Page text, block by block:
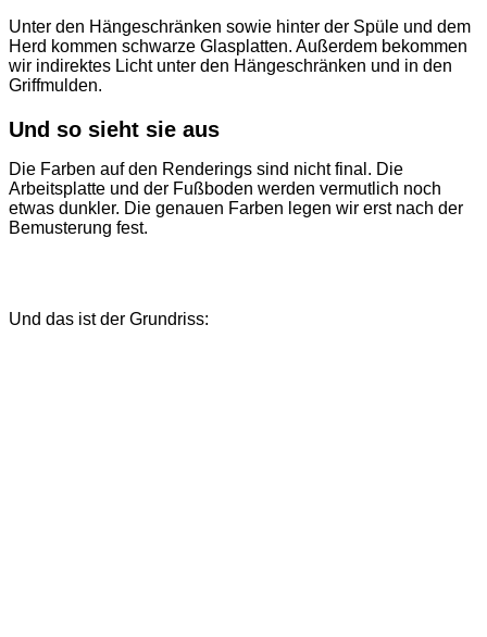
Unter den Hängeschränken sowie hinter der Spüle und dem
Herd kommen schwarze Glasplatten. Außerdem bekommen
wir indirektes Licht unter den Hängeschränken und in den
Griffmulden.
Und so sieht sie aus
Die Farben auf den Renderings sind nicht final. Die
Arbeitsplatte und der Fußboden werden vermutlich noch
etwas dunkler. Die genauen Farben legen wir erst nach der
Bemusterung fest.
Und das ist der Grundriss: